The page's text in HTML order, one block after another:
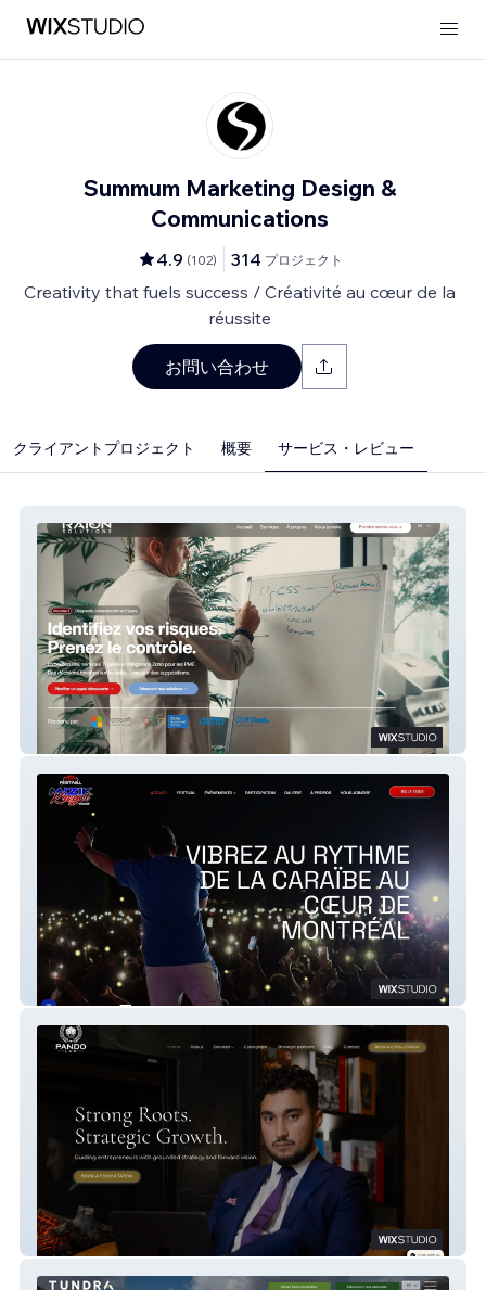
Summum Marketing Design &
Communications
4.9 (102) 314 プロジェクト
Creativity that fuels success / Créativité au cœur de la
réussite
お問い合わせ
クライアントプロジェクト 概要 サービス・レビュー
RAION 2026
Mizik Kreyol
Pandolaw